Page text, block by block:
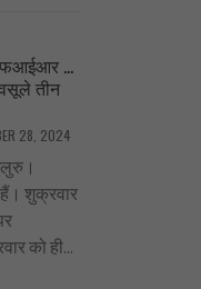
एफआईआर …
तीन
28, 2024
शुक्रवार
को ही...